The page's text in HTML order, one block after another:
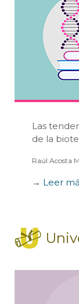
Las
de la
Raúl Acosta
→ Leer